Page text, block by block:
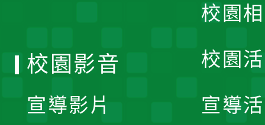
校園
校園
宣導
校園影音
宣導影片